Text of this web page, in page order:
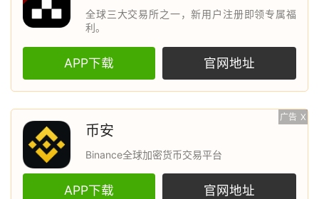
全球三大交易所之一，新用户注册即领专属福
利。
APP下载 官网地址
广告 X
币安
Binance全球加密货币交易平台
APP下载 官网地址